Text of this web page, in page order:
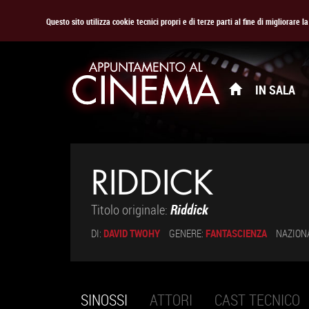
Questo sito utilizza cookie tecnici propri e di terze parti al fine di migliorare
IN SALA
RIDDICK
Titolo originale: Riddick
DI: DAVID TWOHY GENERE: FANTASCIENZA
SINOSSI (SCHEDA
ATTORI CAST TECNICO